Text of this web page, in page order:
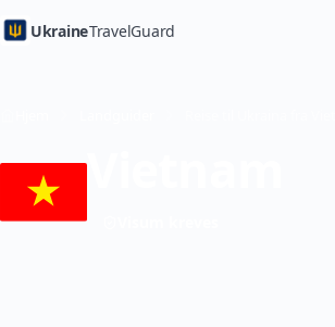
UkraineTravelGuard